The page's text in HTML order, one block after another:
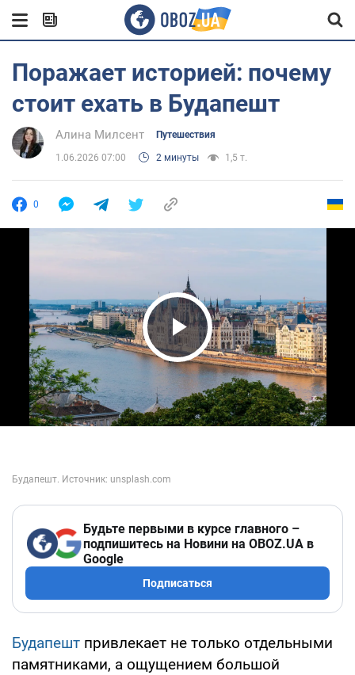
Поражает историей: почему
стоит ехать в Будапешт
Алина Милсент Путешествия
1.06.2026 07:00 2 минуты 1,5 т.
0
Play Video
Будьте первыми в курсе главного –
подпишитесь на Новини на OBOZ.UA в
Google
Подписаться
Будапешт привлекает не только отдельными
памятниками, а ощущением большой